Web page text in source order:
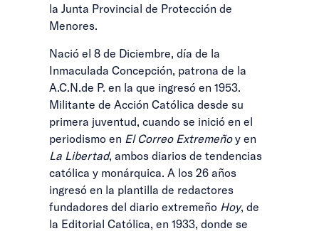
la Junta Provincial de Protección de
Menores.
Nació el 8 de Diciembre, día de la
Inmaculada Concepción, patrona de la
A.C.N.de P. en la que ingresó en 1953.
Militante de Acción Católica desde su
primera juventud, cuando se inició en el
periodismo en El Correo Extremeñoy en
La Libertad, ambos diarios de tendencias
católica y monárquica. A los 26 años
ingresó en la plantilla de redactores
fundadores del diario extremeño Hoy, de
la Editorial Católica, en 1933, donde se